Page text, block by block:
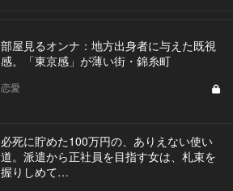
部屋見るオンナ：地方出身者に与えた既視
感。「東京感」が薄い街・錦糸町
恋愛
必死に貯めた100万円の、ありえない使い
道。派遣から正社員を目指す女は、札束を
握りしめて…